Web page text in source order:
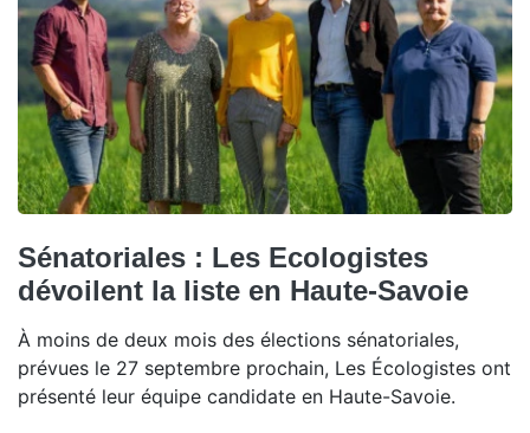
Sénatoriales : Les Ecologistes
dévoilent la liste en Haute-Savoie
À moins de deux mois des élections sénatoriales,
prévues le 27 septembre prochain, Les Écologistes ont
présenté leur équipe candidate en Haute-Savoie.